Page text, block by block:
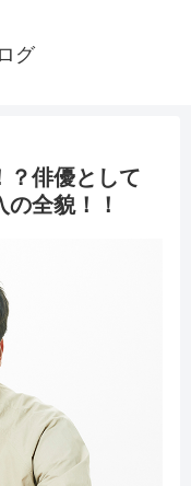
グ
？俳優として
全貌！！